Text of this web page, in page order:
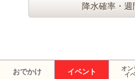
降水確率・週
おでかけ イベント
オン
イ